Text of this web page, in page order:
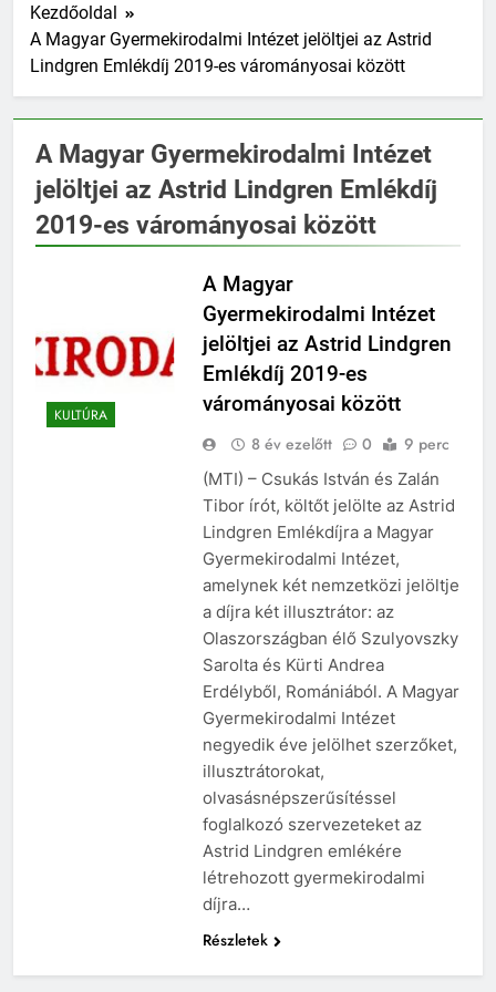
Kezdőoldal
A Magyar Gyermekirodalmi Intézet jelöltjei az Astrid
Lindgren Emlékdíj 2019-es várományosai között
A Magyar Gyermekirodalmi Intézet
jelöltjei az Astrid Lindgren Emlékdíj
2019-es várományosai között
KULTÚRA
A Magyar
Gyermekirodalmi Intézet
jelöltjei az Astrid Lindgren
Emlékdíj 2019-es
várományosai között
8 év ezelőtt 0 9 perc
(MTI) – Csukás István és Zalán
Tibor írót, költőt jelölte az Astrid
Lindgren Emlékdíjra a Magyar
Gyermekirodalmi Intézet,
amelynek két nemzetközi jelöltje
a díjra két illusztrátor: az
Olaszországban élő Szulyovszky
Sarolta és Kürti Andrea
Erdélyből, Romániából. A Magyar
Gyermekirodalmi Intézet
negyedik éve jelölhet szerzőket,
illusztrátorokat,
olvasásnépszerűsítéssel
foglalkozó szervezeteket az
Astrid Lindgren emlékére
létrehozott gyermekirodalmi
díjra…
Részletek